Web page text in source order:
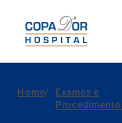
Home/
Exames e